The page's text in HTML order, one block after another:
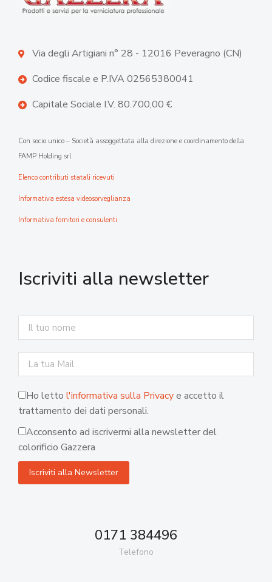
Via degli Artigiani n° 28 - 12016 Peveragno (CN)
Codice fiscale e P.IVA 02565380041
Capitale Sociale I.V. 80.700,00 €
Con socio unico – Società assoggettata alla direzione e coordinamento della
FAMP Holding srl
Elenco contributi statali ricevuti
Informativa estesa videosorveglianza
Informativa fornitori e consulenti
Iscriviti alla newsletter
Ho letto l'informativa sulla Privacye accetto il
trattamento dei dati personali.
Acconsento ad iscrivermi alla newsletter del
colorificio Gazzera
0171 384496
Telefono